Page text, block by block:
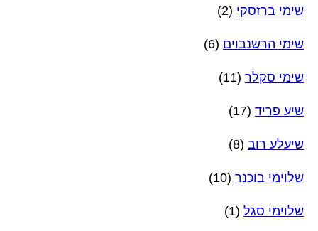
שימי ברזסקי (2)
שימי הרשנבוים (6)
שימי סקלר (11)
שיע פריד (17)
שיעלע רוב (8)
שלוימי בוכנר (10)
שלוימי סגל (1)